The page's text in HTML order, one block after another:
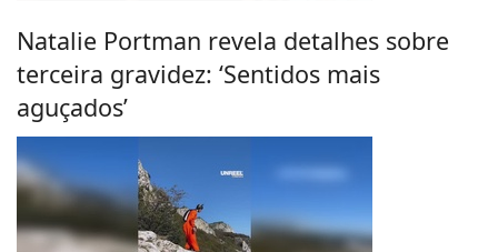
Natalie Portman revela detalhes sobre
terceira gravidez: ‘Sentidos mais
aguçados’